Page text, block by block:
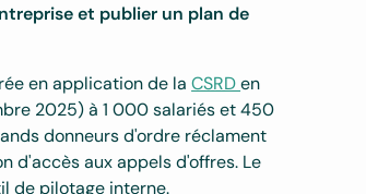
et publier un plan de
en application de laCSRDen
2025) à 1 000 salariés et 450
donneurs d'ordre réclament
d'accès aux appels d'offres. Le
de pilotage interne.